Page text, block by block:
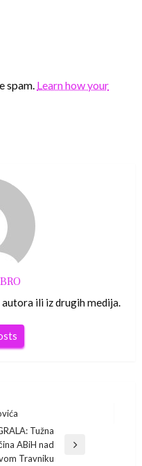
spam. Learn how your
ili iz drugih medija.
Tužna
ABiH nad
Travniku